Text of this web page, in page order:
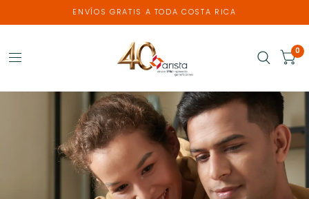
ENVÍOS GRATIS A TODA COSTA RICA
0